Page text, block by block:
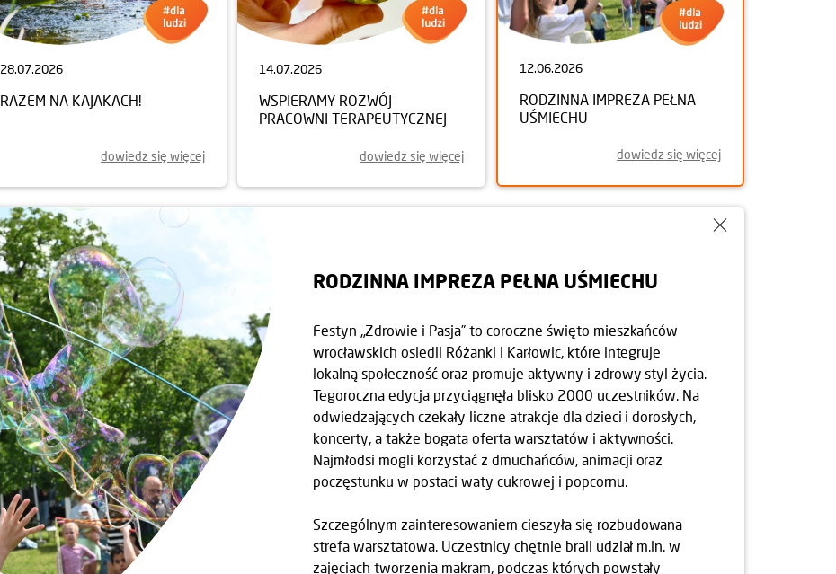
28.07.2026
RAZEM NA KAJAKACH!
dowiedz się więcej
14.07.2026
WSPIERAMY ROZWÓJ
PRACOWNI TERAPEUTYCZNEJ
dowiedz się więcej
12.06.2026
RODZINNA IMPREZA PEŁNA
UŚMIECHU
dowiedz się więcej
RODZINNA IMPREZA PEŁNA UŚMIECHU
Festyn „Zdrowie i Pasja” to coroczne święto mieszkańców
wrocławskich osiedli Różanki i Karłowic, które integruje
lokalną społeczność oraz promuje aktywny i zdrowy styl życia.
Tegoroczna edycja przyciągnęła blisko 2000 uczestników. Na
odwiedzających czekały liczne atrakcje dla dzieci i dorosłych,
koncerty, a także bogata oferta warsztatów i aktywności.
Najmłodsi mogli korzystać z dmuchańców, animacji oraz
poczęstunku w postaci waty cukrowej i popcornu.
Szczególnym zainteresowaniem cieszyła się rozbudowana
strefa warsztatowa. Uczestnicy chętnie brali udział m.in. w
zajęciach tworzenia makram, podczas których powstały